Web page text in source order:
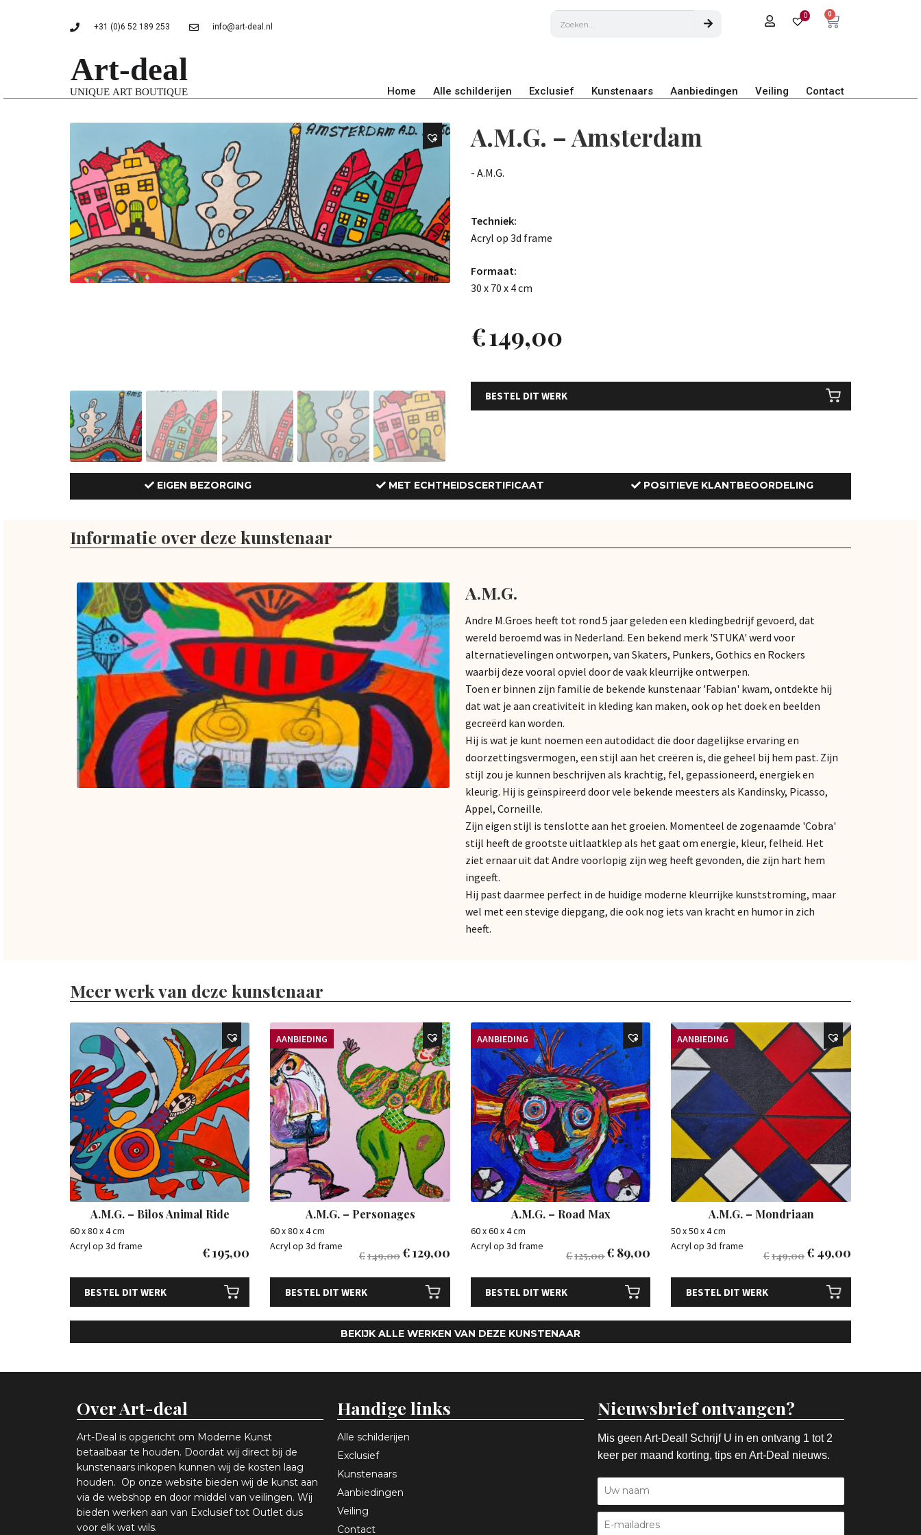
+31 (0)6 52 189 253 info@art-deal.nl
0 0
Home Alle schilderijen Exclusief Kunstenaars Aanbiedingen Veiling Contact
A.M.G. – Amsterdam
- A.M.G.
Techniek:
Acryl op 3d frame
Formaat:
30 x 70 x 4 cm
€149,00
BESTEL DIT WERK
EIGEN BEZORGING MET ECHTHEIDSCERTIFICAAT POSITIEVE KLANTBEOORDELING
Informatie over deze kunstenaar
A.M.G.
Andre M.Groes heeft tot rond 5 jaar geleden een kledingbedrijf gevoerd, dat
wereld beroemd was in Nederland. Een bekend merk 'STUKA' werd voor
alternatievelingen ontworpen, van Skaters, Punkers, Gothics en Rockers
waarbij deze vooral opviel door de vaak kleurrijke ontwerpen.
Toen er binnen zijn familie de bekende kunstenaar 'Fabian' kwam, ontdekte hij
dat wat je aan creativiteit in kleding kan maken, ook op het doek en beelden
gecreërd kan worden.
Hij is wat je kunt noemen een autodidact die door dagelijkse ervaring en
doorzettingsvermogen, een stijl aan het creëren is, die geheel bij hem past. Zijn
stijl zou je kunnen beschrijven als krachtig, fel, gepassioneerd, energiek en
kleurig. Hij is geïnspireerd door vele bekende meesters als Kandinsky, Picasso,
Appel, Corneille.
Zijn eigen stijl is tenslotte aan het groeien. Momenteel de zogenaamde 'Cobra'
stijl heeft de grootste uitlaatklep als het gaat om energie, kleur, felheid. Het
ziet ernaar uit dat Andre voorlopig zijn weg heeft gevonden, die zijn hart hem
ingeeft.
Hij past daarmee perfect in de huidige moderne kleurrijke kunststroming, maar
wel met een stevige diepgang, die ook nog iets van kracht en humor in zich
heeft.
Meer werk van deze kunstenaar
A.M.G. – Bilos Animal Ride
60 x 80 x 4 cm
Acryl op 3d frame
€195,00
BESTEL DIT WERK
AANBIEDING
A.M.G. – Personages
60 x 80 x 4 cm
Acryl op 3d frame
€149,00€129,00
BESTEL DIT WERK
AANBIEDING
A.M.G. – Road Max
60 x 60 x 4 cm
Acryl op 3d frame
€125,00€ 89,00
BESTEL DIT WERK
AANBIEDING
A.M.G. – Mondriaan
50 x 50 x 4 cm
Acryl op 3d frame
€149,00€ 49,00
BESTEL DIT WERK
BEKIJK ALLE WERKEN VAN DEZE KUNSTENAAR
Over Art-deal
Art-Deal is opgericht om Moderne Kunst
betaalbaar te houden. Doordat wij direct bij de
kunstenaars inkopen kunnen wij de kosten laag
houden. Op onze website bieden wij de kunst aan
via de webshop en door middel van veilingen. Wij
bieden werken aan van Exclusief tot Outlet dus
voor elk wat wils.
Handige links
Alle schilderijen
Exclusief
Kunstenaars
Aanbiedingen
Veiling
Contact
Nieuwsbrief ontvangen?
Mis geen Art-Deal! Schrijf U in en ontvang 1 tot 2
keer per maand korting, tips en Art-Deal nieuws.